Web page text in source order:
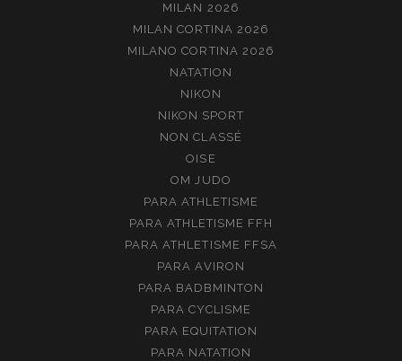
MILAN 2026
MILAN CORTINA 2026
MILANO CORTINA 2026
NATATION
NIKON
NIKON SPORT
NON CLASSÉ
OISE
OM JUDO
PARA ATHLETISME
PARA ATHLETISME FFH
PARA ATHLETISME FFSA
PARA AVIRON
PARA BADBMINTON
PARA CYCLISME
PARA EQUITATION
PARA NATATION